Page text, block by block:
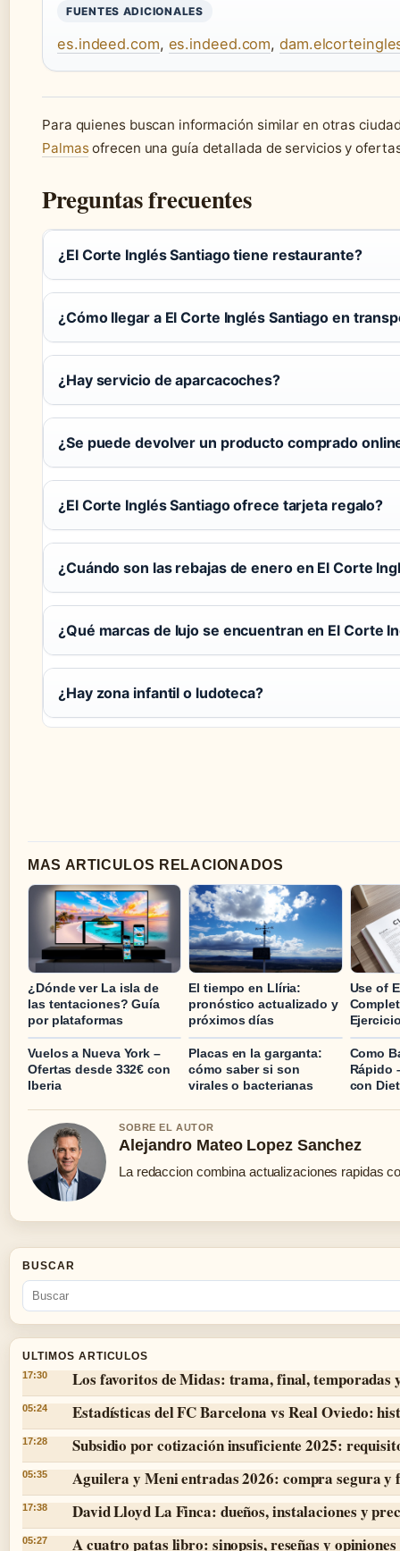
FUENTES ADICIONALES
es.indeed.com, es.indeed.com,
Para quienes buscan información similar en otras
Palmasofrecen una guía detallada de servicios y
Preguntas frecuentes
¿El Corte Inglés Santiago tiene restaurante?
¿Cómo llegar a El Corte Inglés Santiago en
¿Hay servicio de aparcacoches?
¿Se puede devolver un producto comprado
¿El Corte Inglés Santiago ofrece tarjeta regalo?
¿Cuándo son las rebajas de enero en El Corte
¿Qué marcas de lujo se encuentran en El Corte
¿Hay zona infantil o ludoteca?
MAS ARTICULOS RELACIONADOS
¿Dónde ver La isla de
las tentaciones? Guía
por plataformas
El tiempo en Llíria:
pronóstico actualizado y
próximos días
Use of
Vuelos a Nueva York –
Ofertas desde 332€ con
Iberia
Placas en la garganta:
cómo saber si son
virales o bacterianas
Como
Rápido
con
SOBRE EL AUTOR
Alejandro Mateo Lopez Sanchez
La redaccion combina actualizaciones rapidas
BUSCAR
ULTIMOS ARTICULOS
17:30 Los favoritos de Midas: trama, final, temporadas
05:24 Estadísticas del FC Barcelona vs Real Oviedo:
17:28 Subsidio por cotización insuficiente 2025:
05:35 Aguilera y Meni entradas 2026: compra segura y
17:38 David Lloyd La Finca: dueños, instalaciones y
05:27 A cuatro patas libro: sinopsis, reseñas y opiniones